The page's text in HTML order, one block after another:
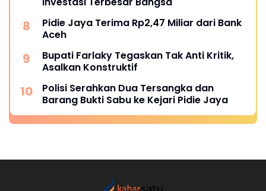
Pidie Jaya Terima Rp2,47 Miliar dari Bank
Aceh
Bupati Farlaky Tegaskan Tak Anti Kritik,
Asalkan Konstruktif
Polisi Serahkan Dua Tersangka dan
Barang Bukti Sabu ke Kejari Pidie Jaya